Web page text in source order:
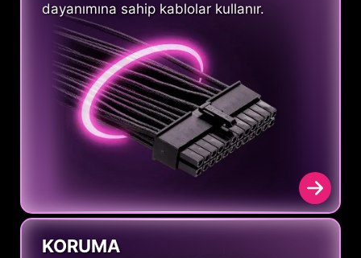
dayanımına sahip kablolar kullanır.
KORUMA